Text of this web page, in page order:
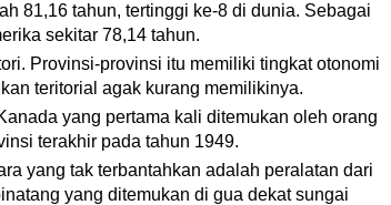
81,16 tahun, tertinggi ke-8 di dunia. Sebagai
sekitar 78,14 tahun.
Provinsi-provinsi itu memiliki tingkat otonomi
teritorial agak kurang memilikinya.
yang pertama kali ditemukan oleh orang
terakhir pada tahun 1949.
yang tak terbantahkan adalah peralatan dari
yang ditemukan di gua dekat sungai